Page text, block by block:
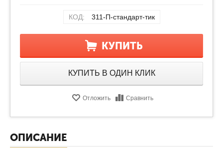
КОД: 311-П-стандарт-тик
КУПИТЬ
КУПИТЬ В ОДИН КЛИК
Отложить Сравнить
ОПИСАНИЕ